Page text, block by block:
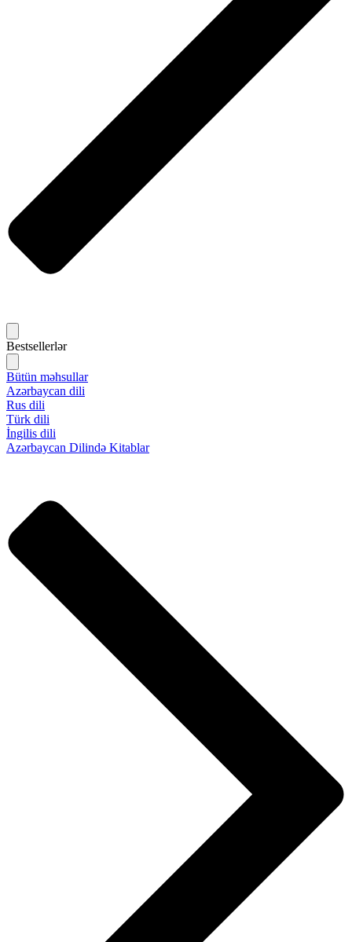
Bestsellerlər
Bütün məhsullar
Azərbaycan dili
Rus dili
Türk dili
İngilis dili
Azərbaycan Dilində Kitablar